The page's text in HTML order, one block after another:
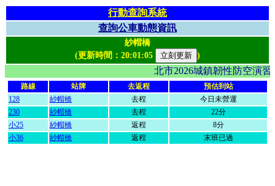
行動查詢系統
查詢公車動態資訊
紗帽橋
(更新時間： 20:01:05 )
北市2026城鎮韌性防空
路線 站牌 去返程
預估到站
128
紗帽橋 去程
今日未營運
230
紗帽橋 去程
22分
小25
紗帽橋 返程
8分
小36
紗帽橋 返程 末班已過